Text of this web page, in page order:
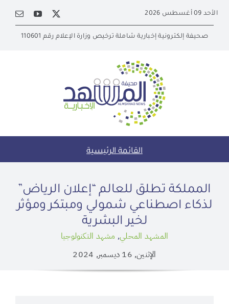
content
الأحد 09 أغسطس 2026
صحيفة إلكترونية إخبارية شاملة ترخيص وزارة الإعلام رقم 110601
القائمة الرئيسية
المملكة تطلق للعالم “إعلان الرياض”
لذكاء اصطناعي شمولي ومبتكر ومؤثر
لخير البشرية
المشهد المحلي, مشهد التكنولوجيا
الإثنين, 16 ديسمبر, 2024